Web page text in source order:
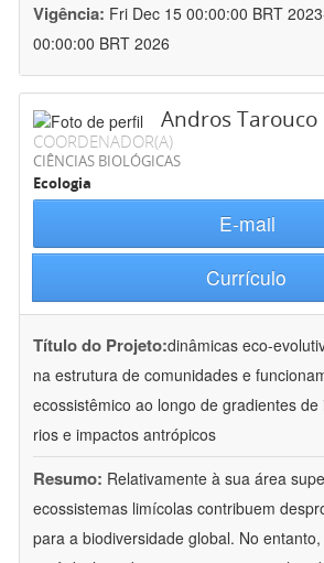
Vigência: Fri Dec 15 00:00:00 BRT
00:00:00 BRT 2026
Andros Tarouco
COORDENADOR(A)
CIÊNCIAS BIOLÓGICAS
Ecologia
E-mail
Currículo
Título do Projeto:dinâmicas eco-
na estrutura de comunidades e
ecossistêmico ao longo de gradientes
rios e impactos antrópicos
Resumo: Relativamente à sua área
ecossistemas limícolas contribuem
para a biodiversidade global. No